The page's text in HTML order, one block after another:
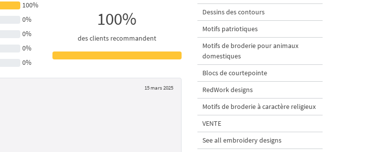
100%
0%
0%
0%
0%
100%
des clients recommandent
15 mars 2025
Dessins des contours
Motifs patriotiques
Motifs de broderie pour animaux
domestiques
Blocs de courtepointe
RedWork designs
Motifs de broderie à caractère religieux
VENTE
See all embroidery designs